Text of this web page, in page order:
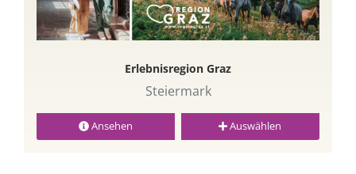
Erlebnisregion Graz
Steiermark
Ansehen Auswählen